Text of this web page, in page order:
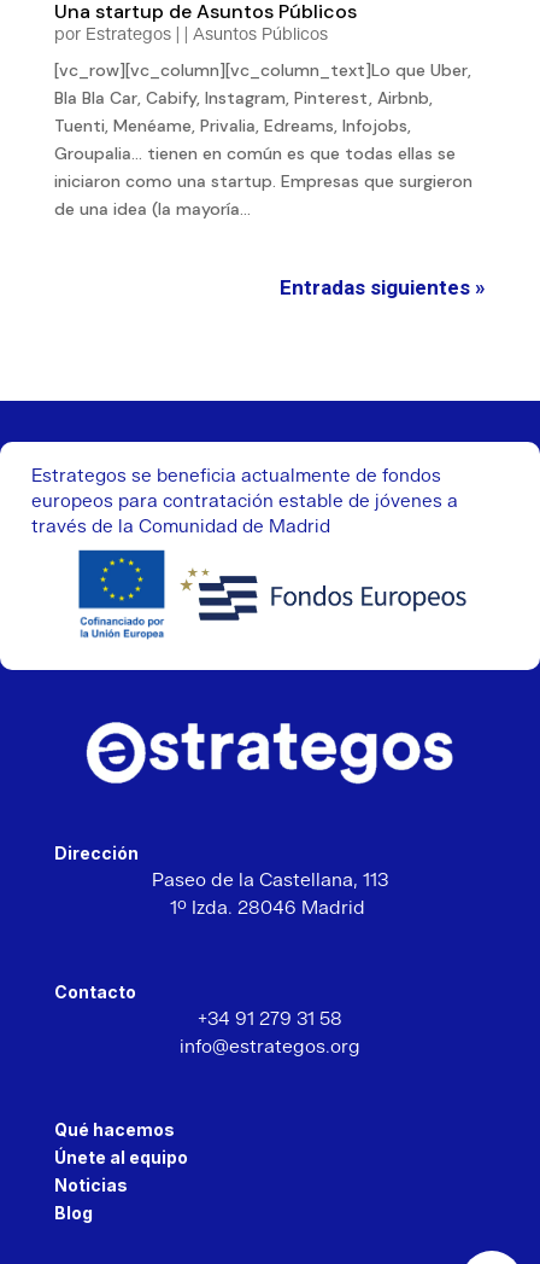
Una startup de Asuntos Públicos
por Estrategos| Asuntos Públicos
[vc_row][vc_column][vc_column_text]Lo que Uber,
Bla Bla Car, Cabify, Instagram, Pinterest, Airbnb,
Tuenti, Menéame, Privalia, Edreams, Infojobs,
Groupalia… tienen en común es que todas ellas se
iniciaron como una startup. Empresas que surgieron
de una idea (la mayoría...
Entradas siguientes »
Estrategos se beneficia actualmente de fondos
europeos para contratación estable de jóvenes a
través de la Comunidad de Madrid
Dirección
Paseo de la Castellana, 113
1º Izda. 28046 Madrid
Contacto
+34 91 279 31 58
info@estrategos.org
Qué hacemos
Únete al equipo
Noticias
Blog